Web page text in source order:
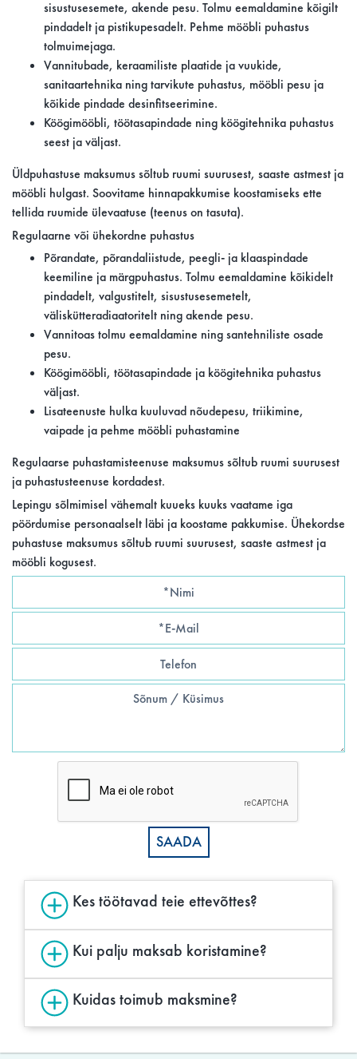
sisustusesemete, akende pesu. Tolmu eemaldamine kõigilt
pindadelt ja pistikupesadelt. Pehme mööbli puhastus
tolmuimejaga.
Vannitubade, keraamiliste plaatide ja vuukide,
sanitaartehnika ning tarvikute puhastus, mööbli pesu ja
kõikide pindade desinfitseerimine.
Köögimööbli, töötasapindade ning köögitehnika puhastus
seest ja väljast.
Üldpuhastuse maksumus sõltub ruumi suurusest, saaste astmest ja
mööbli hulgast. Soovitame hinnapakkumise koostamiseks ette
tellida ruumide ülevaatuse (teenus on tasuta).
Regulaarne või ühekordne puhastus
Põrandate, põrandaliistude, peegli- ja klaaspindade
keemiline ja märgpuhastus. Tolmu eemaldamine kõikidelt
pindadelt, valgustitelt, sisustusesemetelt,
väliskütteradiaatoritelt ning akende pesu.
Vannitoas tolmu eemaldamine ning santehniliste osade
pesu.
Köögimööbli, töötasapindade ja köögitehnika puhastus
väljast.
Lisateenuste hulka kuuluvad nõudepesu, triikimine,
vaipade ja pehme mööbli puhastamine
Regulaarse puhastamisteenuse maksumus sõltub ruumi suurusest
ja puhastusteenuse kordadest.
Lepingu sõlmimisel vähemalt kuueks kuuks vaatame iga
pöördumise personaalselt läbi ja koostame pakkumise. Ühekordse
puhastuse maksumus sõltub ruumi suurusest, saaste astmest ja
mööbli kogusest.
Kes töötavad teie ettevõttes?
Kui palju maksab koristamine?
Kuidas toimub maksmine?